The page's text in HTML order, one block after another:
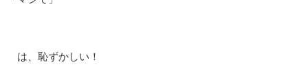
は、恥ずかしい！